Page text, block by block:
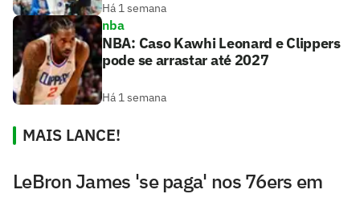
Há 1 semana
nba
NBA: Caso Kawhi Leonard e Clippers
pode se arrastar até 2027
Há 1 semana
MAIS LANCE!
LeBron James 'se paga' nos 76ers em